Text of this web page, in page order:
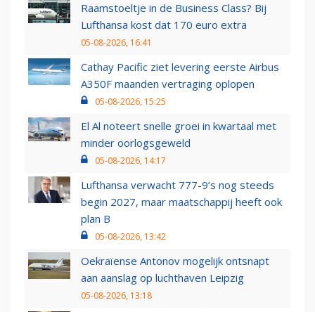
Raamstoeltje in de Business Class? Bij
Lufthansa kost dat 170 euro extra
05-08-2026, 16:41
Cathay Pacific ziet levering eerste Airbus
A350F maanden vertraging oplopen
05-08-2026, 15:25
El Al noteert snelle groei in kwartaal met
minder oorlogsgeweld
05-08-2026, 14:17
Lufthansa verwacht 777-9’s nog steeds
begin 2027, maar maatschappij heeft ook
plan B
05-08-2026, 13:42
Oekraïense Antonov mogelijk ontsnapt
aan aanslag op luchthaven Leipzig
05-08-2026, 13:18